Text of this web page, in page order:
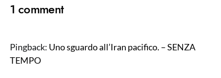
1 comment
Pingback: Uno sguardo all’Iran pacifico. – SENZA
TEMPO